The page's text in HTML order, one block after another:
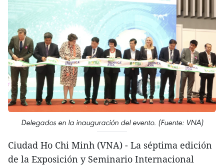
Delegados en la inauguración del evento. (Fuente: VNA)
Ciudad Ho Chi Minh (VNA) - La séptima edición
de la Exposición y Seminario Internacional